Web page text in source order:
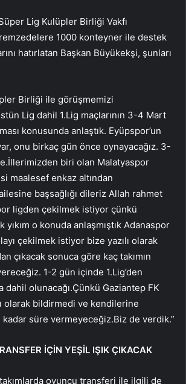
Lig Kulüpler Birliği Vakfı
1000 konteyner ile destek
hatırlatan Başkan Büyükekşi, şunları
Birliği ile görüşmemizi
Lig dahil 1.Lig maçlarının 3-4 Mart
konusunda anlaştık. Eyüpspor’un
onu birkaç gün önce oynayacağız. 3-
biri olan Malatyaspor
maalesef enkaz altından
ailesine başsağlığı dileriz Allah rahmet
ligden çekilmek istiyor çünkü
yıkım o konuda anlaşmıştık Adanaspor
çekilmek istiyor bize yazılı olarak
çıkacak sonuca göre kaç takımın
1-2 gün içinde 1.Lig’den
dahil olunacağı.Çünkü Gaziantep FK
olarak bildirmedi ve kendilerine
süre vermeyeceğiz.Biz de verdik.”
İÇİN YEŞİL IŞIK ÇIKACAK
oyuncu transferi ile ilgili de